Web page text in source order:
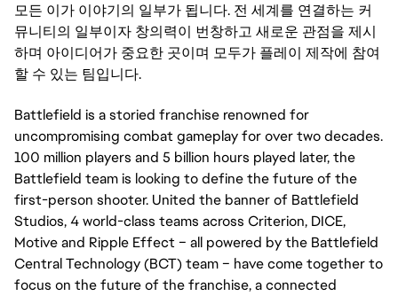
모든 이가 이야기의 일부가 됩니다. 전 세계를 연결하는 커
뮤니티의 일부이자 창의력이 번창하고 새로운 관점을 제시
하며 아이디어가 중요한 곳이며 모두가 플레이 제작에 참여
할 수 있는 팀입니다.
Battlefield is a storied franchise renowned for
uncompromising combat gameplay for over two decades.
100 million players and 5 billion hours played later, the
Battlefield team is looking to define the future of the
first-person shooter. United the banner of Battlefield
Studios, 4 world-class teams across Criterion, DICE,
Motive and Ripple Effect – all powered by the Battlefield
Central Technology (BCT) team – have come together to
focus on the future of the franchise, a connected